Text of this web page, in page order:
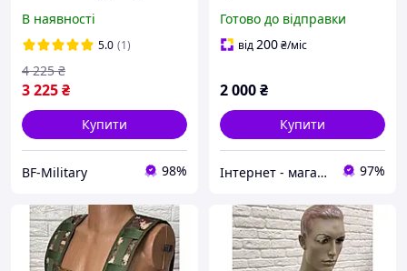
Кордура Розвантаження з
підсумками 7 шт BAGS
В наявності
5.0 (1)
3 225₴
4 225 ₴
Купити
BF-Military 98%
Готово до відправки
від200₴/міс
2 000₴
Купити
Інтернет - магазин " Закупка онлайн " 97%